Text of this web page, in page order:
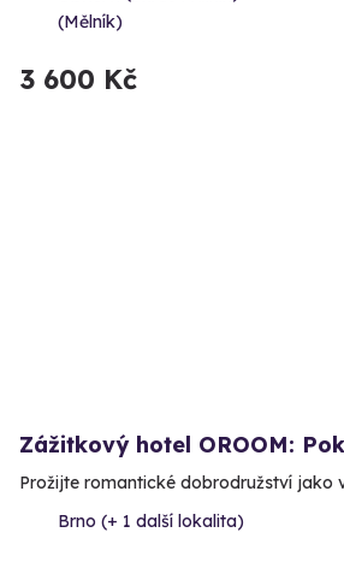
(Mělník)
3 600 Kč
Zážitkový hotel OROOM:
Prožijte romantické dobrodružství jako
Brno (+ 1 další lokalita)